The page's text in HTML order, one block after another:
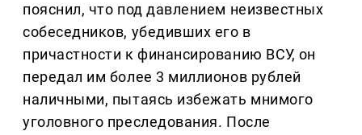
пояснил, что под давлением неизвестных
собеседников, убедивших его в
причастности к финансированию ВСУ, он
передал им более 3 миллионов рублей
наличными, пытаясь избежать мнимого
уголовного преследования. После